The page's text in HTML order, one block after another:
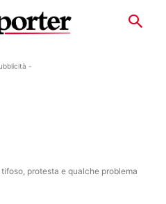
-
protesta e qualche problema